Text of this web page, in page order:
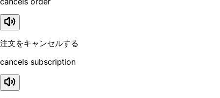
注文をキャンセルする
cancels subscription